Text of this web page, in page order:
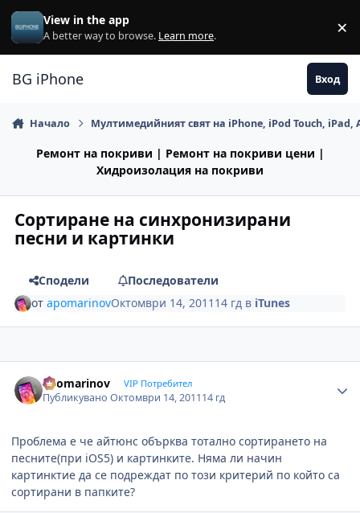
Премини към съдържанието
View in the app
A better way to browse. Learn more. ×
BG iPhone Вход
Начало Мултимедийният свят на iPhone, iPod Touch, iPad,
Ремонт на покриви | Ремонт на покриви цени |
Хидроизолация на покриви
Сортиране на синхронизирани
песни и картинки
Сподели
Последователи
отapomarinovОктомври 14, 2011 14 гд в iTunes
apomarinov VIP Потребител
ПубликуваноОктомври 14, 201114 гд
Проблема е че айтюнс обърква тотално сортирането на
песните(при iOS5) и картинките. Няма ли начин
картинктие да се подреждат по този критерий по който са
сортирани в папките?